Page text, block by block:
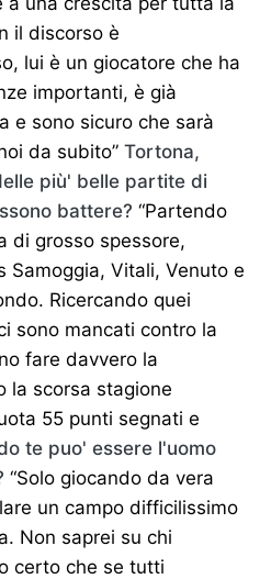
il discorso è
lui è un giocatore che ha
importanti, è già
e sono sicuro che sarà
da subito” Tortona,
più' belle partite di
battere? “Partendo
di grosso spessore,
Samoggia, Vitali, Venuto e
Ricercando quei
sono mancati contro la
fare davvero la
la scorsa stagione
55 punti segnati e
te puo' essere l'uomo
“Solo giocando da vera
un campo difficilissimo
Non saprei su chi
certo che se tutti